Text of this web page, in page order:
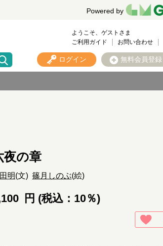
Powered by
ようこそ、ゲストさま
ご利用ガイド
お問い合わせ
ログイン 無料会員登録
の章
明(文) 篠月しのぶ(絵)
円 (税込：10％)